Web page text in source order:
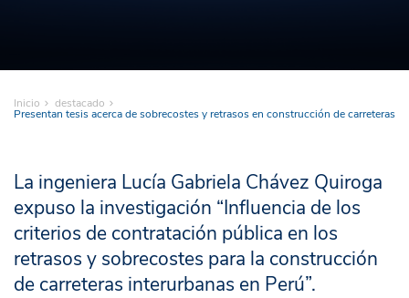
Inicio destacado
Presentan tesis acerca de sobrecostes y retrasos en construcción de carreteras
La ingeniera Lucía Gabriela Chávez Quiroga
expuso la investigación “Influencia de los
criterios de contratación pública en los
retrasos y sobrecostes para la construcción
de carreteras interurbanas en Perú”.